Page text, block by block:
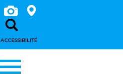
ACCESSIBILITÉ